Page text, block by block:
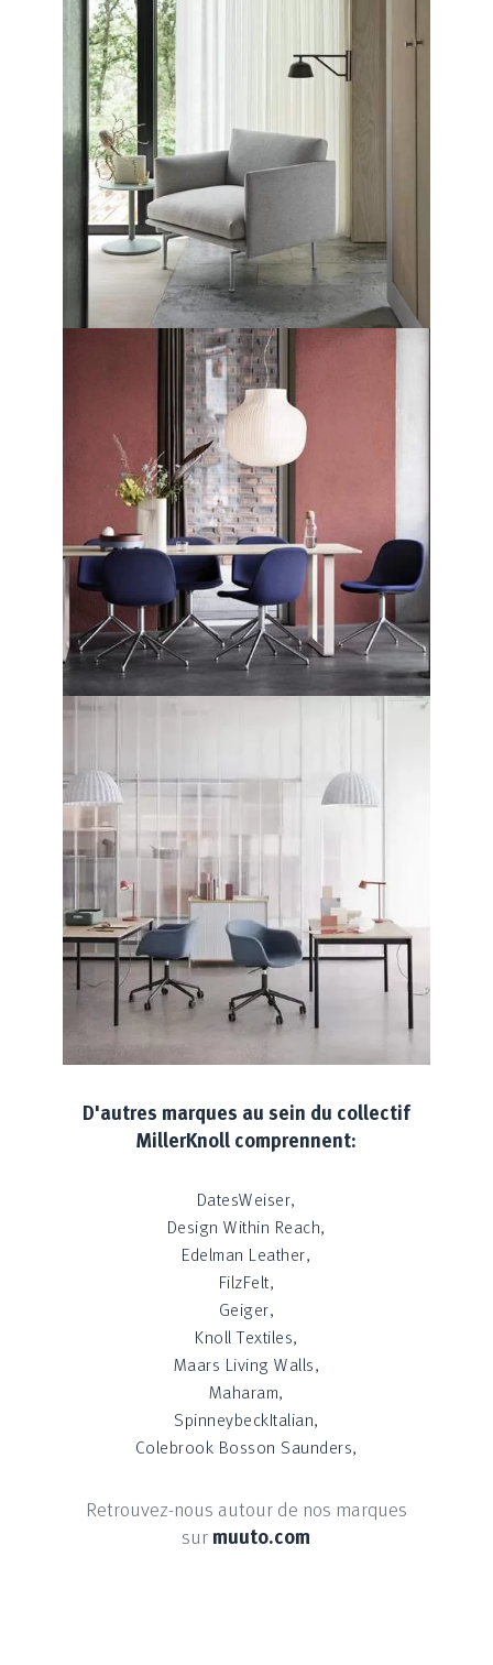
D'autres marques au sein du collectif
MillerKnoll comprennent:
DatesWeiser,
Design Within Reach,
Edelman Leather,
FilzFelt,
Geiger,
Knoll Textiles,
Maars Living Walls,
Maharam,
SpinneybeckItalian,
Colebrook Bosson Saunders,
Retrouvez-nous autour de nos marques
surmuuto.com